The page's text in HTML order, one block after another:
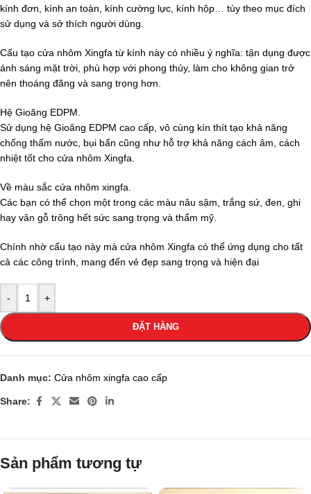
kính đơn, kính an toàn, kính cường lực, kính hộp… tùy theo mục đích
sử dụng và sở thích người dùng.
Cấu tạo cửa nhôm Xingfa từ kính này có nhiều ý nghĩa: tận dụng được
ánh sáng mặt trời, phù hợp với phong thủy, làm cho không gian trở
nên thoáng đãng và sang trọng hơn.
Hệ Gioăng EDPM.
Sử dụng hệ Gioăng EDPM cao cấp, vô cùng kín thít tạo khả năng
chống thấm nước, bụi bẩn cũng như hỗ trợ khả năng cách âm, cách
nhiệt tốt cho cửa nhôm Xingfa.
Về màu sắc cửa nhôm xingfa.
Các bạn có thể chọn một trong các màu nâu sậm, trắng sứ, đen, ghi
hay vân gỗ trông hết sức sang trọng và thẩm mỹ.
Chính nhờ cấu tạo này mà cửa nhôm Xingfa có thể ứng dụng cho tất
cả các công trình, mang đến vẻ đẹp sang trọng và hiện đại
- +
ĐẶT HÀNG
Danh mục: Cửa nhôm xingfa cao cấp
Share:
Sản phẩm tương tự